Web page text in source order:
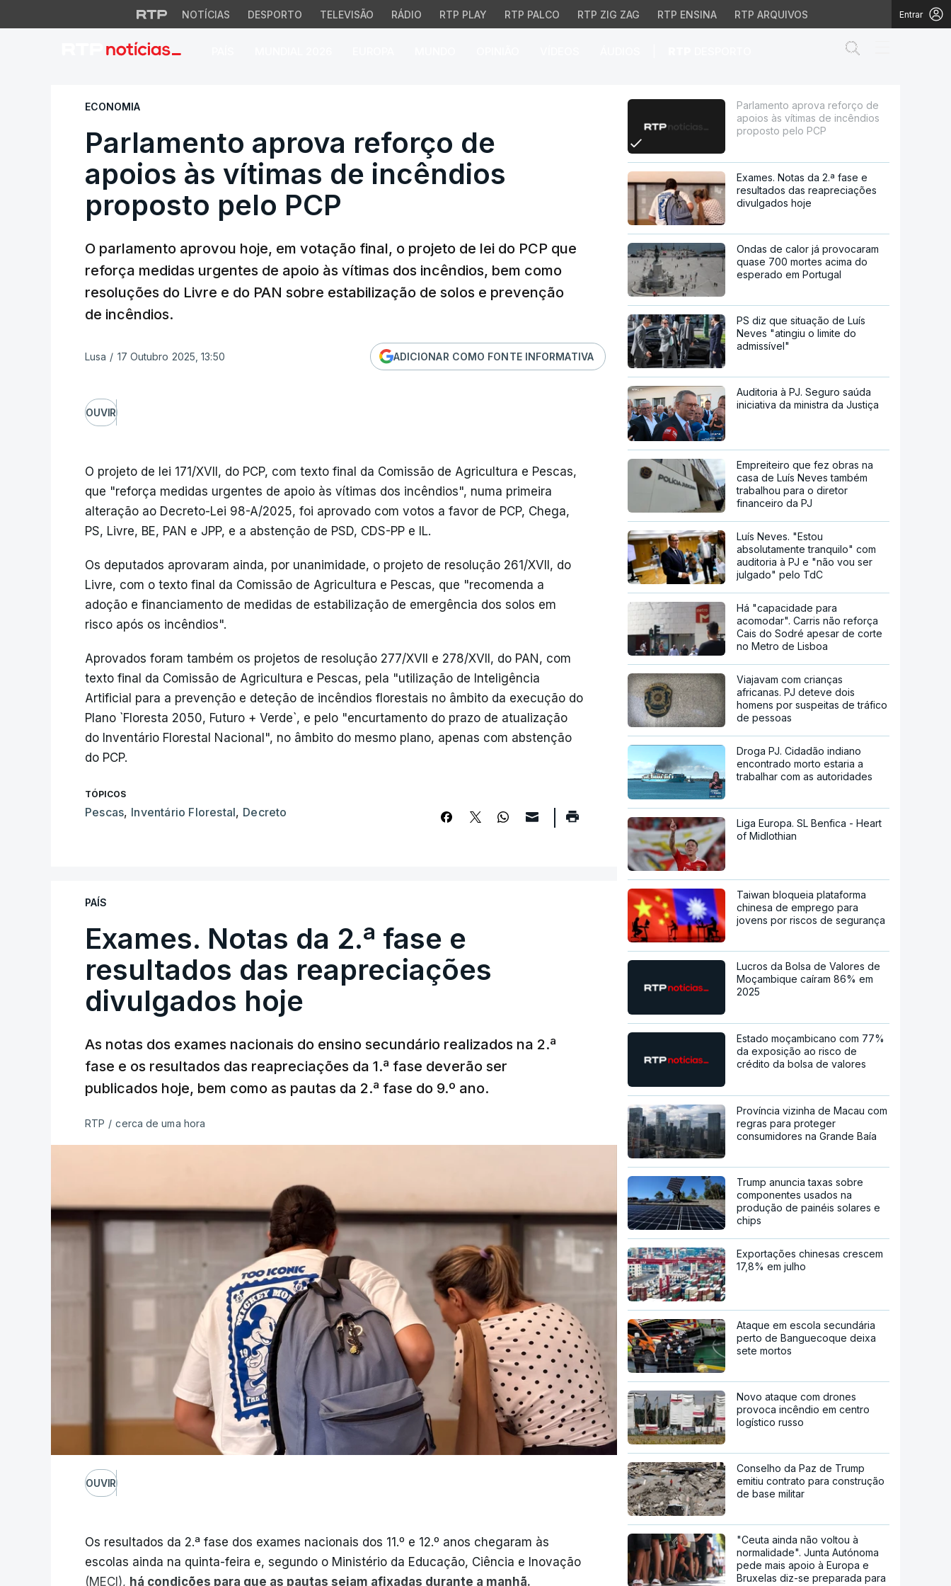
NOTÍCIAS DESPORTO TELEVISÃO RÁDIO RTP PLAY RTP PALCO RTP ZIG ZAG RTP ENSINA RTP ARQUIVOS Entrar
Parlamento aprova reforço de apoios às vítimas de incêndios
ECONOMIA
Parlamento aprova reforço de
apoios às vítimas de incêndios
proposto pelo PCP
O parlamento aprovou hoje, em votação final, o projeto de lei do PCP que
reforça medidas urgentes de apoio às vítimas dos incêndios, bem como
resoluções do Livre e do PAN sobre estabilização de solos e prevenção
de incêndios.
Lusa / 17 Outubro 2025, 13:50 ADICIONAR COMO FONTE INFORMATIVA
OUVIR
O projeto de lei 171/XVII, do PCP, com texto final da Comissão de Agricultura e Pescas,
que "reforça medidas urgentes de apoio às vítimas dos incêndios", numa primeira
alteração ao Decreto-Lei 98-A/2025, foi aprovado com votos a favor de PCP, Chega,
PS, Livre, BE, PAN e JPP, e a abstenção de PSD, CDS-PP e IL.
Os deputados aprovaram ainda, por unanimidade, o projeto de resolução 261/XVII, do
Livre, com o texto final da Comissão de Agricultura e Pescas, que "recomenda a
adoção e financiamento de medidas de estabilização de emergência dos solos em
risco após os incêndios".
Aprovados foram também os projetos de resolução 277/XVII e 278/XVII, do PAN, com
texto final da Comissão de Agricultura e Pescas, pela "utilização de Inteligência
Artificial para a prevenção e deteção de incêndios florestais no âmbito da execução do
Plano `Floresta 2050, Futuro + Verde`, e pelo "encurtamento do prazo de atualização
do Inventário Florestal Nacional", no âmbito do mesmo plano, apenas com abstenção
do PCP.
TÓPICOS
Pescas, Inventário Florestal, Decreto
PAÍS
Exames. Notas da 2.ª fase e
resultados das reapreciações
divulgados hoje
As notas dos exames nacionais do ensino secundário realizados na 2.ª
fase e os resultados das reapreciações da 1.ª fase deverão ser
publicados hoje, bem como as pautas da 2.ª fase do 9.º ano.
RTP / cerca de uma hora
OUVIR
Os resultados da 2.ª fase dos exames nacionais dos 11.º e 12.º anos chegaram às
escolas ainda na quinta-feira e, segundo o Ministério da Educação, Ciência e Inovação
(MECI), há condições para que as pautas sejam afixadas durante a manhã.
Parlamento aprova reforço de
apoios às vítimas de incêndios
proposto pelo PCP
Exames. Notas da 2.ª fase e
resultados das reapreciações
divulgados hoje
Ondas de calor já provocaram
quase 700 mortes acima do
esperado em Portugal
PS diz que situação de Luís
Neves "atingiu o limite do
admissível"
Auditoria à PJ. Seguro saúda
iniciativa da ministra da Justiça
Empreiteiro que fez obras na
casa de Luís Neves também
trabalhou para o diretor
financeiro da PJ
Luís Neves. "Estou
absolutamente tranquilo" com
auditoria à PJ e "não vou ser
julgado" pelo TdC
Há "capacidade para
acomodar". Carris não reforça
Cais do Sodré apesar de corte
no Metro de Lisboa
Viajavam com crianças
africanas. PJ deteve dois
homens por suspeitas de tráfico
de pessoas
Droga PJ. Cidadão indiano
encontrado morto estaria a
trabalhar com as autoridades
Liga Europa. SL Benfica - Heart
of Midlothian
Taiwan bloqueia plataforma
chinesa de emprego para
jovens por riscos de segurança
Lucros da Bolsa de Valores de
Moçambique caíram 86% em
2025
Estado moçambicano com 77%
da exposição ao risco de
crédito da bolsa de valores
Província vizinha de Macau com
regras para proteger
consumidores na Grande Baía
Trump anuncia taxas sobre
componentes usados na
produção de painéis solares e
chips
Exportações chinesas crescem
17,8% em julho
Ataque em escola secundária
perto de Banguecoque deixa
sete mortos
Novo ataque com drones
provoca incêndio em centro
logístico russo
Conselho da Paz de Trump
emitiu contrato para construção
de base militar
"Ceuta ainda não voltou à
normalidade". Junta Autónoma
pede mais apoio à Europa e
Bruxelas diz-se preparada para